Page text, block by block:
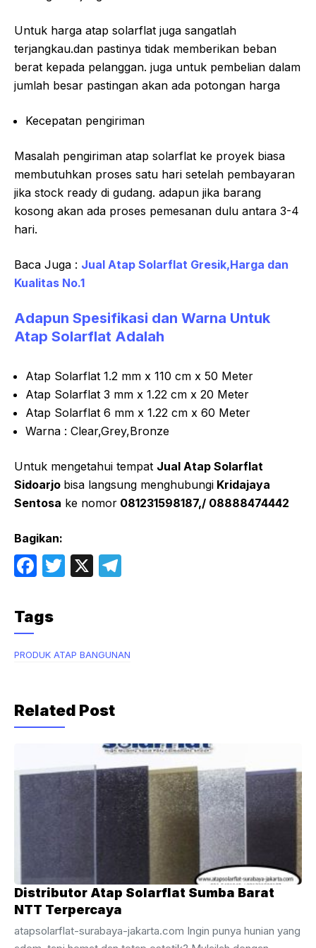
Untuk harga atap solarflat juga sangatlah
terjangkau.dan pastinya tidak memberikan beban
berat kepada pelanggan. juga untuk pembelian dalam
jumlah besar pastingan akan ada potongan harga
Kecepatan pengiriman
Masalah pengiriman atap solarflat ke proyek biasa
membutuhkan proses satu hari setelah pembayaran
jika stock ready di gudang. adapun jika barang
kosong akan ada proses pemesanan dulu antara 3-4
hari.
Baca Juga : Jual Atap Solarflat Gresik,Harga dan
Kualitas No.1
Adapun Spesifikasi dan Warna Untuk
Atap Solarflat Adalah
Atap Solarflat 1.2 mm x 110 cm x 50 Meter
Atap Solarflat 3 mm x 1.22 cm x 20 Meter
Atap Solarflat 6 mm x 1.22 cm x 60 Meter
Warna : Clear,Grey,Bronze
Untuk mengetahui tempat Jual Atap Solarflat
Sidoarjo bisa langsung menghubungi Kridajaya
Sentosa ke nomor 081231598187,/ 08888474442
Bagikan:
F
c
e
b
o
k
T
X
a
Tags
PRODUK ATAP BANGUNAN
Related Post
Distributor Atap Solarflat Sumba Barat
NTT Terpercaya
atapsolarflat-surabaya-jakarta.com Ingin punya hunian yang